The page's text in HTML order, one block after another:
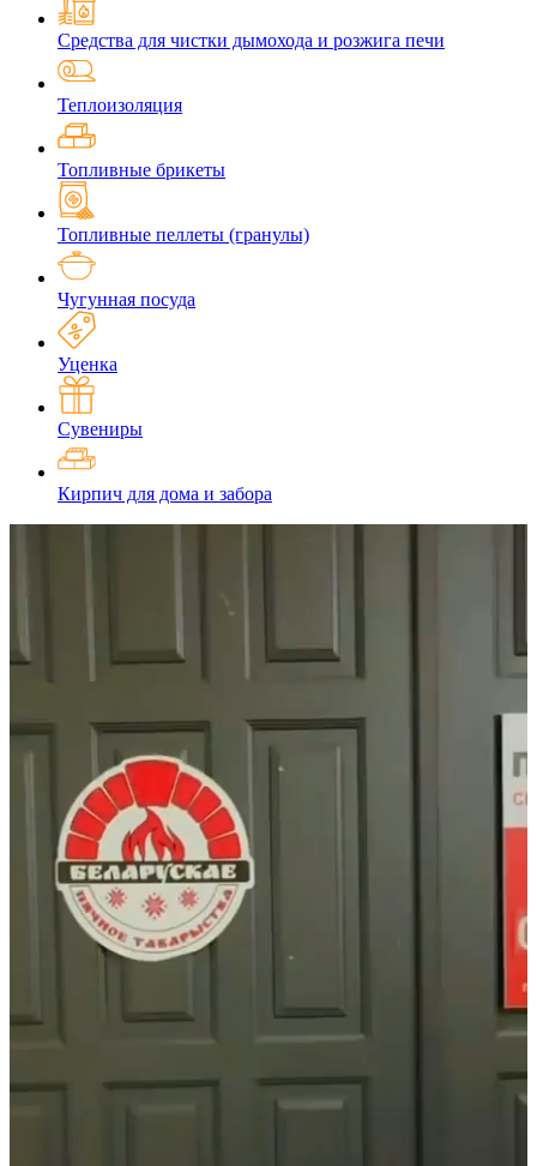
Средства для чистки дымохода и розжига печи
Теплоизоляция
Топливные брикеты
Топливные пеллеты (гранулы)
Чугунная посуда
Уценка
Сувениры
Кирпич для дома и забора